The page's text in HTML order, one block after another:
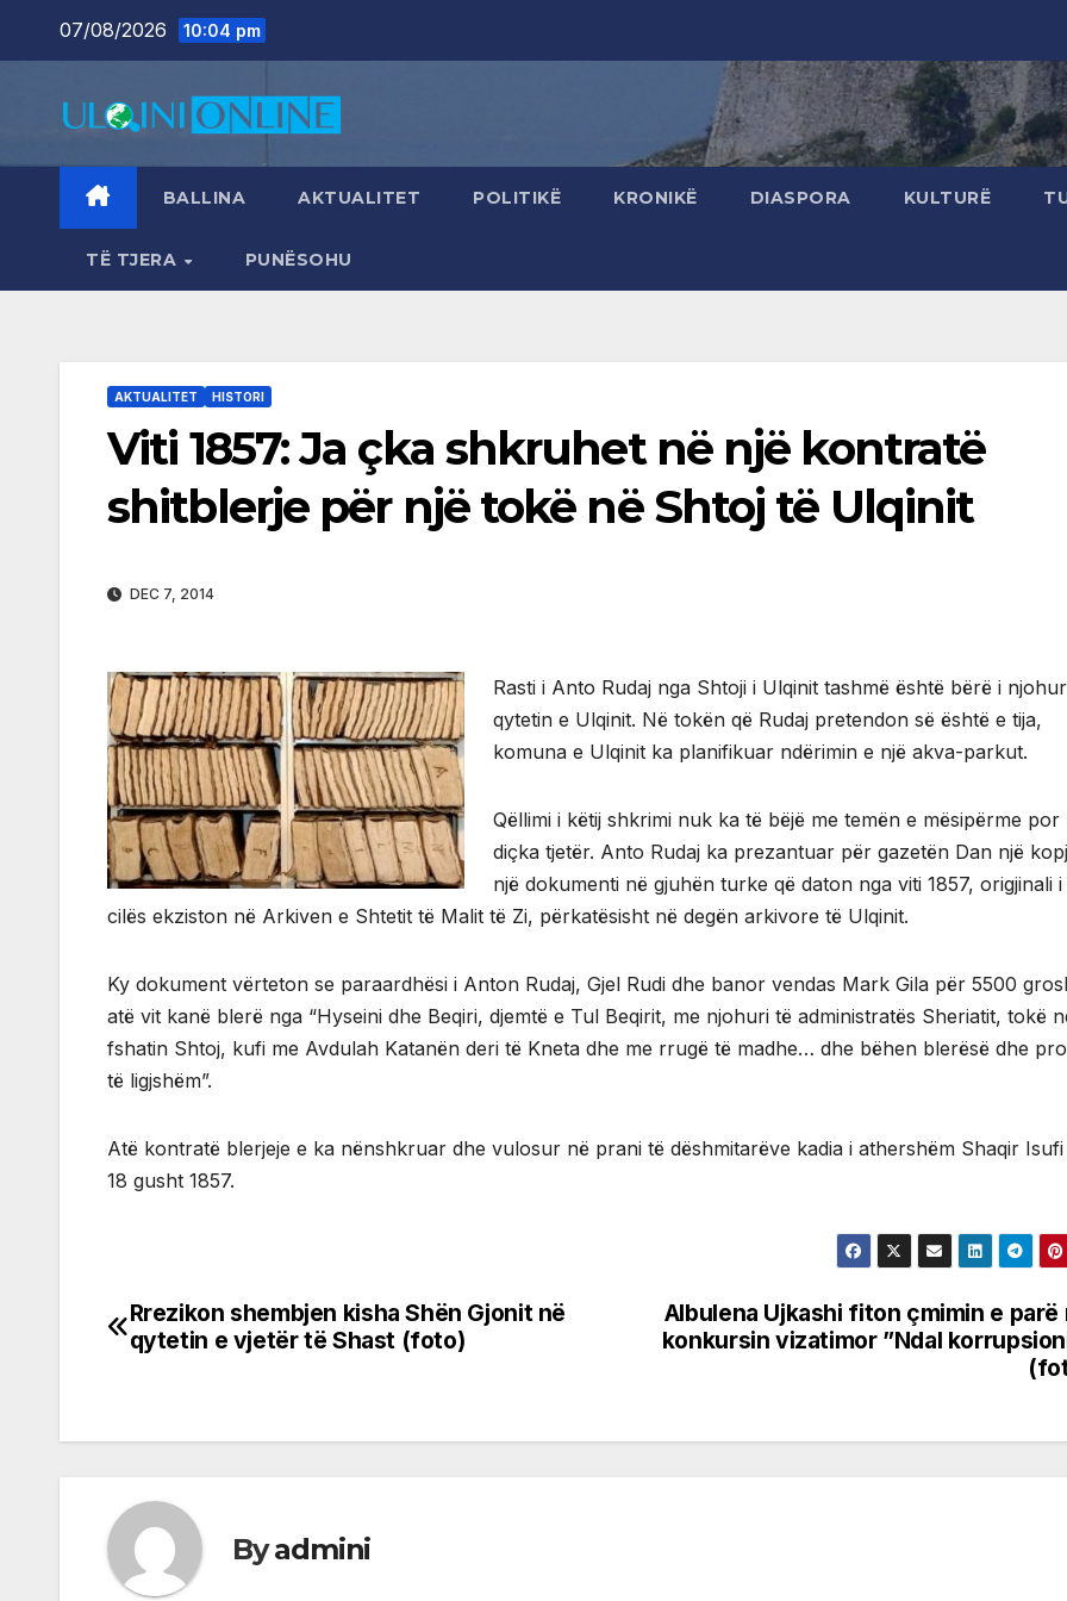
07/08/2026 10:04 pm
BALLINA AKTUALITET POLITIKË KRONIKË DIASPORA KULTURË
TË TJERA PUNËSOHU
AKTUALITET HISTORI
Viti 1857: Ja çka shkruhet në një kontratë
shitblerje për një tokë në Shtoj të Ulqinit
DEC 7, 2014
Rasti i Anto Rudaj nga Shtoji i Ulqinit tashmë është bërë i
qytetin e Ulqinit. Në tokën që Rudaj pretendon së është e tija,
komuna e Ulqinit ka planifikuar ndërimin e një akva-parkut.
Qëllimi i këtij shkrimi nuk ka të bëjë me temën e mësipërme por
diçka tjetër. Anto Rudaj ka prezantuar për gazetën Dan një
një dokumenti në gjuhën turke që daton nga viti 1857, origjinali i
cilës ekziston në Arkiven e Shtetit të Malit të Zi, përkatësisht në degën arkivore të Ulqinit.
Ky dokument vërteton se paraardhësi i Anton Rudaj, Gjel Rudi dhe banor vendas Mark Gila për 5500
atë vit kanë blerë nga “Hyseini dhe Beqiri, djemtë e Tul Beqirit, me njohuri të administratës Sheriatit, tokë
fshatin Shtoj, kufi me Avdulah Katanën deri të Kneta dhe me rrugë të madhe… dhe bëhen blerësë dhe
të ligjshëm”.
Atë kontratë blerjeje e ka nënshkruar dhe vulosur në prani të dëshmitarëve kadia i athershëm Shaqir Isufi
18 gusht 1857.
Post
Albulena Ujkashi fiton çmimin e parë
konkursin vizatimor ”Ndal
Rrezikon shembjen kisha Shën Gjonit në
qytetin e vjetër të Shast (foto)
Byadmini